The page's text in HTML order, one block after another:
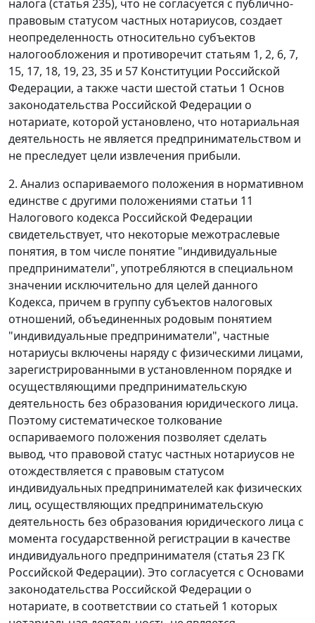
налога (статья 235), что не согласуется с публично-
правовым статусом частных нотариусов, создает
неопределенность относительно субъектов
налогообложения и противоречит статьям 1, 2, 6, 7,
15, 17, 18, 19, 23, 35 и 57 Конституции Российской
Федерации, а также части шестой статьи 1 Основ
законодательства Российской Федерации о
нотариате, которой установлено, что нотариальная
деятельность не является предпринимательством и
не преследует цели извлечения прибыли.
2. Анализ оспариваемого положения в нормативном
единстве с другими положениями статьи 11
Налогового кодекса Российской Федерации
свидетельствует, что некоторые межотраслевые
понятия, в том числе понятие "индивидуальные
предприниматели", употребляются в специальном
значении исключительно для целей данного
Кодекса, причем в группу субъектов налоговых
отношений, объединенных родовым понятием
"индивидуальные предприниматели", частные
нотариусы включены наряду с физическими лицами,
зарегистрированными в установленном порядке и
осуществляющими предпринимательскую
деятельность без образования юридического лица.
Поэтому систематическое толкование
оспариваемого положения позволяет сделать
вывод, что правовой статус частных нотариусов не
отождествляется с правовым статусом
индивидуальных предпринимателей как физических
лиц, осуществляющих предпринимательскую
деятельность без образования юридического лица с
момента государственной регистрации в качестве
индивидуального предпринимателя (статья 23 ГК
Российской Федерации). Это согласуется с Основами
законодательства Российской Федерации о
нотариате, в соответствии со статьей 1 которых